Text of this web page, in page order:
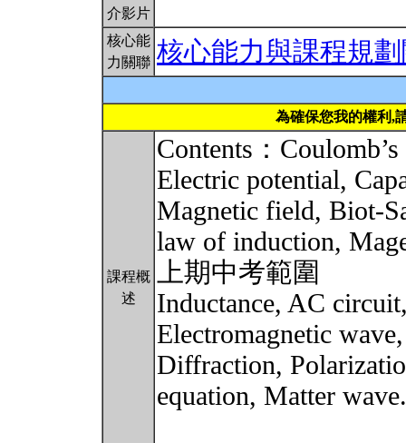
介影片
核心能
力關聯 核心能力與課程規
為確保您我的權利,
課程概
述
Contents：
Electric potential,
Magnetic field, Biot-
law of induction,
上期中考範圍
Inductance, AC
Electromagnetic
Diffraction,
equation, Matter